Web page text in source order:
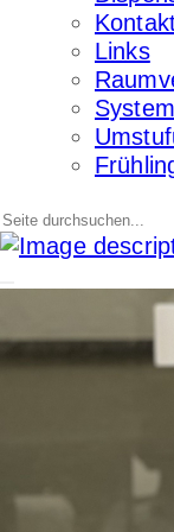
Links